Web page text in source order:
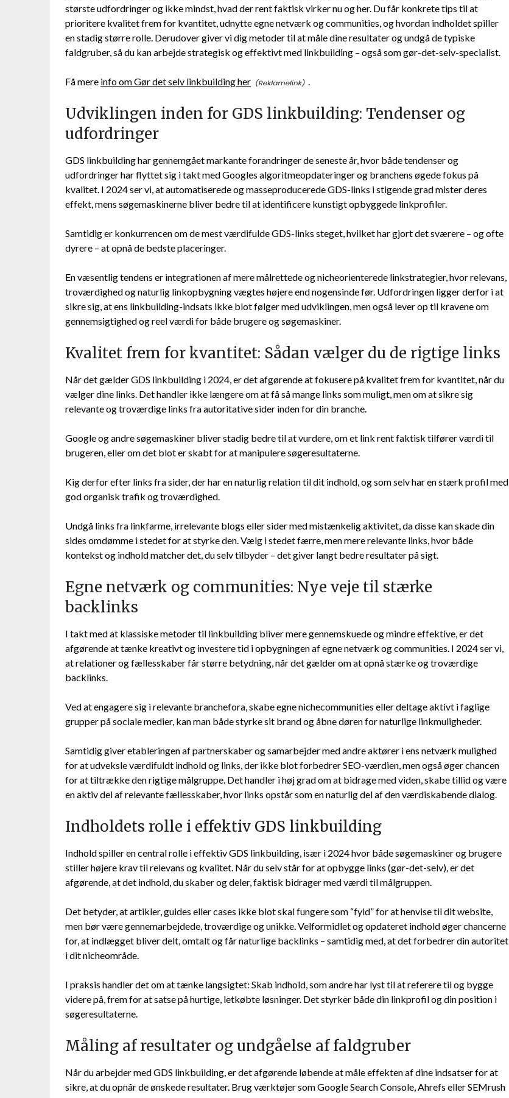
største udfordringer og ikke mindst, hvad der rent faktisk virker nu og her. Du får konkrete tips til at
prioritere kvalitet frem for kvantitet, udnytte egne netværk og communities, og hvordan indholdet spiller
en stadig større rolle. Derudover giver vi dig metoder til at måle dine resultater og undgå de typiske
faldgruber, så du kan arbejde strategisk og effektivt med linkbuilding – også som gør-det-selv-specialist.
Få mere info om Gør det selv linkbuilding her
Udviklingen inden for GDS linkbuilding: Tendenser og
udfordringer
GDS linkbuilding har gennemgået markante forandringer de seneste år, hvor både tendenser og
udfordringer har flyttet sig i takt med Googles algoritmeopdateringer og branchens øgede fokus på
kvalitet. I 2024 ser vi, at automatiserede og masseproducerede GDS-links i stigende grad mister deres
effekt, mens søgemaskinerne bliver bedre til at identificere kunstigt opbyggede linkprofiler.
Samtidig er konkurrencen om de mest værdifulde GDS-links steget, hvilket har gjort det sværere – og ofte
dyrere – at opnå de bedste placeringer.
En væsentlig tendens er integrationen af mere målrettede og nicheorienterede linkstrategier, hvor relevans,
troværdighed og naturlig linkopbygning vægtes højere end nogensinde før. Udfordringen ligger derfor i at
sikre sig, at ens linkbuilding-indsats ikke blot følger med udviklingen, men også lever op til kravene om
gennemsigtighed og reel værdi for både brugere og søgemaskiner.
Kvalitet frem for kvantitet: Sådan vælger du de rigtige links
Når det gælder GDS linkbuilding i 2024, er det afgørende at fokusere på kvalitet frem for kvantitet, når du
vælger dine links. Det handler ikke længere om at få så mange links som muligt, men om at sikre sig
relevante og troværdige links fra autoritative sider inden for din branche.
Google og andre søgemaskiner bliver stadig bedre til at vurdere, om et link rent faktisk tilfører værdi til
brugeren, eller om det blot er skabt for at manipulere søgeresultaterne.
Kig derfor efter links fra sider, der har en naturlig relation til dit indhold, og som selv har en stærk profil med
god organisk trafik og troværdighed.
Undgå links fra linkfarme, irrelevante blogs eller sider med mistænkelig aktivitet, da disse kan skade din
sides omdømme i stedet for at styrke den. Vælg i stedet færre, men mere relevante links, hvor både
kontekst og indhold matcher det, du selv tilbyder – det giver langt bedre resultater på sigt.
Egne netværk og communities: Nye veje til stærke
backlinks
I takt med at klassiske metoder til linkbuilding bliver mere gennemskuede og mindre effektive, er det
afgørende at tænke kreativt og investere tid i opbygningen af egne netværk og communities. I 2024 ser vi,
at relationer og fællesskaber får større betydning, når det gælder om at opnå stærke og troværdige
backlinks.
Ved at engagere sig i relevante branchefora, skabe egne nichecommunities eller deltage aktivt i faglige
grupper på sociale medier, kan man både styrke sit brand og åbne døren for naturlige linkmuligheder.
Samtidig giver etableringen af partnerskaber og samarbejder med andre aktører i ens netværk mulighed
for at udveksle værdifuldt indhold og links, der ikke blot forbedrer SEO-værdien, men også øger chancen
for at tiltrække den rigtige målgruppe. Det handler i høj grad om at bidrage med viden, skabe tillid og være
en aktiv del af relevante fællesskaber, hvor links opstår som en naturlig del af den værdiskabende dialog.
Indholdets rolle i effektiv GDS linkbuilding
Indhold spiller en central rolle i effektiv GDS linkbuilding, især i 2024 hvor både søgemaskiner og brugere
stiller højere krav til relevans og kvalitet. Når du selv står for at opbygge links (gør-det-selv), er det
afgørende, at det indhold, du skaber og deler, faktisk bidrager med værdi til målgruppen.
Det betyder, at artikler, guides eller cases ikke blot skal fungere som “fyld” for at henvise til dit website,
men bør være gennemarbejdede, troværdige og unikke. Velformidlet og opdateret indhold øger chancerne
for, at indlægget bliver delt, omtalt og får naturlige backlinks – samtidig med, at det forbedrer din autoritet
i dit nicheområde.
I praksis handler det om at tænke langsigtet: Skab indhold, som andre har lyst til at referere til og bygge
videre på, frem for at satse på hurtige, letkøbte løsninger. Det styrker både din linkprofil og din position i
søgeresultaterne.
Måling af resultater og undgåelse af faldgruber
Når du arbejder med GDS linkbuilding, er det afgørende løbende at måle effekten af dine indsatser for at
sikre, at du opnår de ønskede resultater. Brug værktøjer som Google Search Console, Ahrefs eller SEMrush